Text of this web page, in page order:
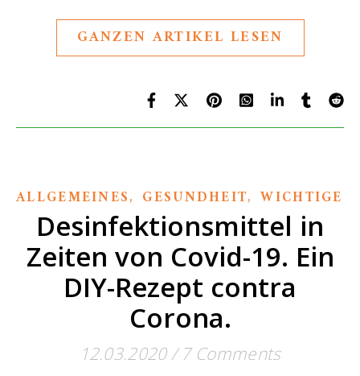
GANZEN ARTIKEL LESEN
ALLGEMEINES, GESUNDHEIT,WICHTIGES
Desinfektionsmittel in
Zeiten von Covid-19. Ein
DIY-Rezept contra
Corona.
12.03.2020/ 7 Comments